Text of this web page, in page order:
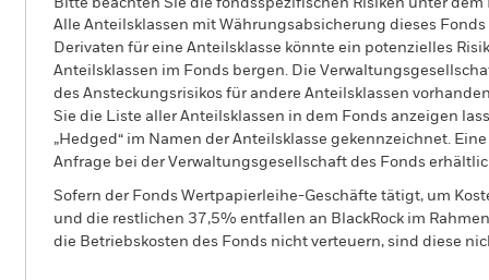
Bitte beachten Sie die fondsspezifischen Risiken unter dem
Alle Anteilsklassen mit Währungsabsicherung dieses
Derivaten für eine Anteilsklasse könnte ein potenzielles
Anteilsklassen im Fonds bergen. Die
des Ansteckungsrisikos für andere Anteilsklassen
Sie die Liste aller Anteilsklassen in dem Fonds anzeigen
„Hedged“ im Namen der Anteilsklasse gekennzeichnet.
Anfrage bei der Verwaltungsgesellschaft des Fonds
Sofern der Fonds Wertpapierleihe-Geschäfte tätigt, um
und die restlichen 37,5% entfallen an BlackRock im
die Betriebskosten des Fonds nicht verteuern, sind diese